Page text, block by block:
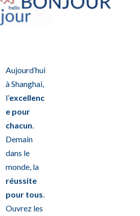
Aujourd’hui
à Shanghai,
l’excellenc
e pour
chacun
Demain
dans le
monde, la
réussite
pour tous
Ouvrez les